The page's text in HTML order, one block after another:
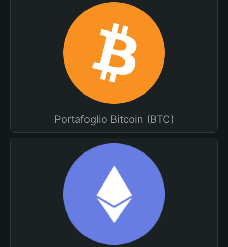
Portafoglio Bitcoin (BTC)